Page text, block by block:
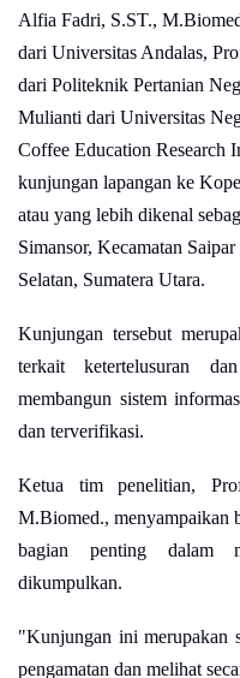
Alfia Fadri, S.ST.,
dari Universitas Andalas,
dari Politeknik Pertanian
Mulianti dari Universitas
Coffee Education Research
kunjungan lapangan ke
atau yang lebih dikenal
Simansor, Kecamatan
Selatan, Sumatera Utara.
Kunjungan tersebut
terkait ketertelusuran
membangun sistem
dan terverifikasi.
Ketua tim penelitian,
M.Biomed., menyampaikan
bagian penting dalam
dikumpulkan.
"Kunjungan ini merupakan
pengamatan dan melihat